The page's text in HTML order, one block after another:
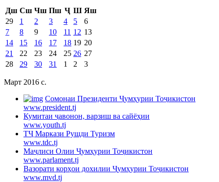
Дш Сш Чш Пш Ҷ Ш Яш
29
1 2 3 4 5
6
7
8 9 10 11 12 13
14
15 16 17 18 19 20
21
22 23 24 25 26 27
28
29 30 31 1 2 3
Март 2016 c.
Cомонаи Президенти Ҷумҳурии Тоҷикистон
www.president.tj
Кумитаи ҷавонон, варзиш ва сайёҳии
www.youth.tj
ТҶ Маркази Рушди Туризм
www.tdc.tj
Маҷлиси Олии Ҷумҳурии Тоҷикистон
www.parlament.tj
Вазорати корҳои дохилии Ҷумҳурии Тоҷикистон
www.mvd.tj